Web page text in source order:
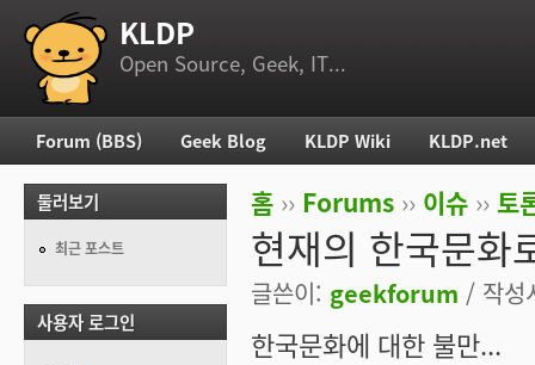
부 메뉴 KLDP
Open Source, Geek, IT...
현재 위치
홈 ›› Forums ›› 이슈 ›› 토
현재의 한국문화
글쓴이: geekforum / 작성
한국문화에 대한 불만...
주 메뉴
Forum (BBS) Geek Blog KLDP Wiki KLDP.net
둘러보기
최근 포스트
사용자 로그인